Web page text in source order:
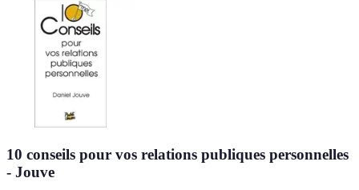
10 conseils pour vos relations publiques personnelles
- Jouve